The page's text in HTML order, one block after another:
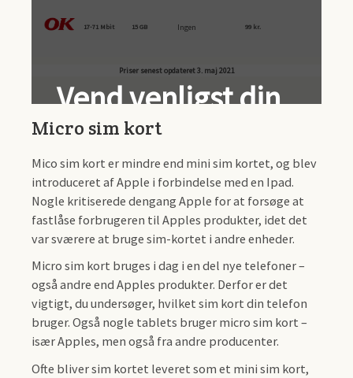
17-71 Mbit 15 GB Ingen 99 kr.
Micro sim kort
Mico sim kort er mindre end mini sim kortet, og blev
introduceret af Apple i forbindelse med en Ipad.
Nogle kritiserede dengang Apple for at forsøge at
fastlåse forbrugeren til Apples produkter, idet det
var sværere at bruge sim-kortet i andre enheder.
Micro sim kort bruges i dag i en del nye telefoner –
også andre end Apples produkter. Derfor er det
vigtigt, du undersøger, hvilket sim kort din telefon
bruger. Også nogle tablets bruger micro sim kort –
især Apples, men også fra andre producenter.
Ofte bliver sim kortet leveret som et mini sim kort,